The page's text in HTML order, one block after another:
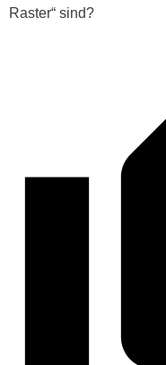
Raster“ sind?